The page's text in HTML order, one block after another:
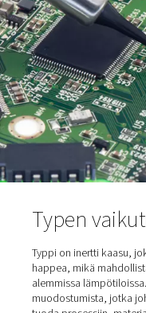
puhdistetaan ja
Sekä
merkittävästi
tunnelijärjestelmä
on tehokkaampi
kuonaa, mikä
juotteella, mikä
kustannuksiin.